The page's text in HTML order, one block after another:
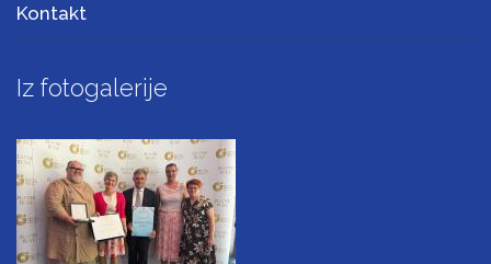
Kontakt
Iz fotogalerije